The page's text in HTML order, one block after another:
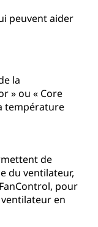
peuvent aider
la
» ou « Core
température
de
du ventilateur,
pour
en